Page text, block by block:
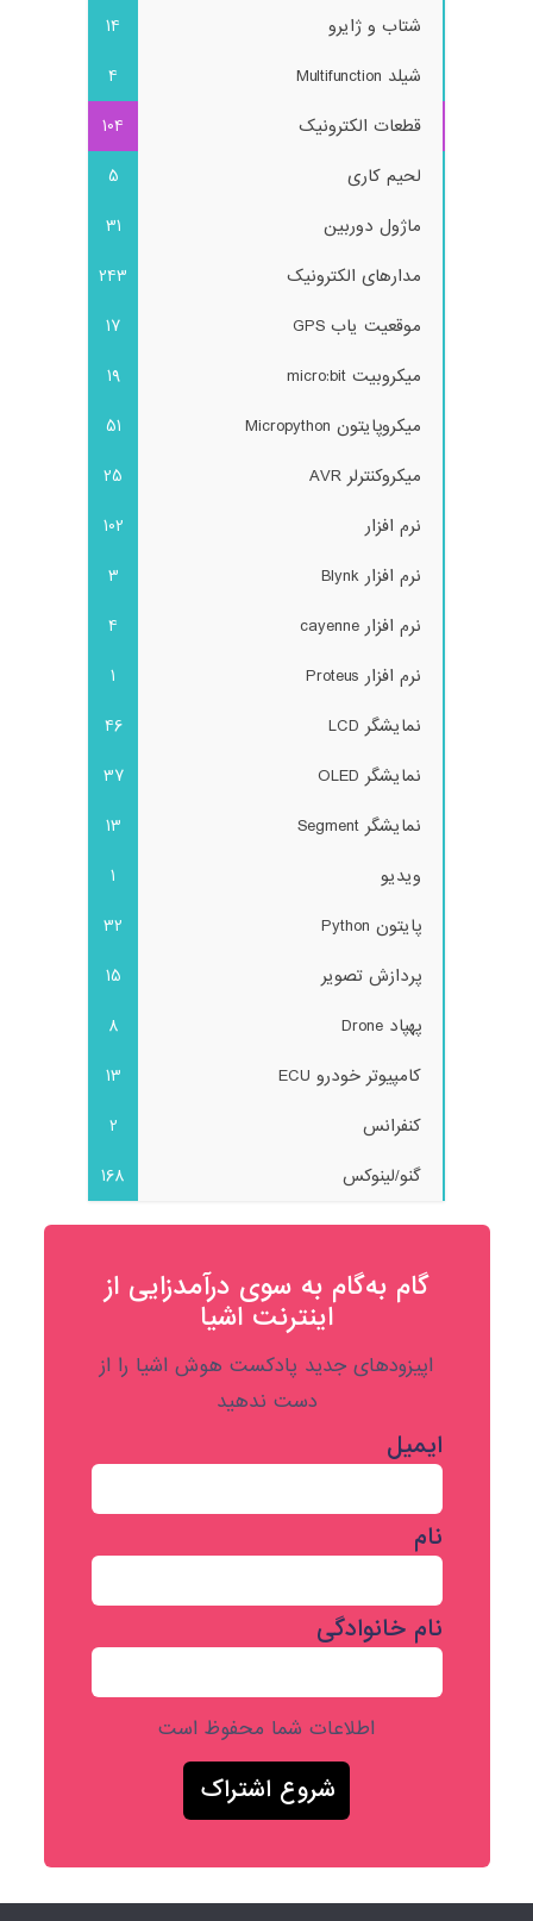
شتاب و ژایرو
14
شیلد Multifunction
4
قطعات الکترونیک
104
لحیم کاری
5
ماژول دوربین
31
مدارهای الکترونیک
243
موقعیت یاب GPS
17
میکروبیت micro:bit
19
میکروپایتون Micropython
51
میکروکنترلر AVR
25
نرم افزار
102
نرم افزار Blynk
3
نرم افزار cayenne
4
نرم افزار Proteus
1
نمایشگر LCD
46
نمایشگر OLED
37
نمایشگر Segment
13
ویدیو
1
پایتون Python
32
پردازش تصویر
15
پهپاد Drone
8
کامپیوتر خودرو ECU
13
کنفرانس
2
گنو/لینوکس
168
گام به‌گام به‌ سوی درآمدزایی از
اینترنت اشیا
اپیزودهای جدید پادکست هوش اشیا را از
دست ندهید
ایمیل
نام
نام خانوادگی
اطلاعات شما محفوظ است